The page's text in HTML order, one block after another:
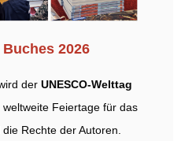
2026
der UNESCO-Welttag
Feiertage für das
Rechte der Autoren.